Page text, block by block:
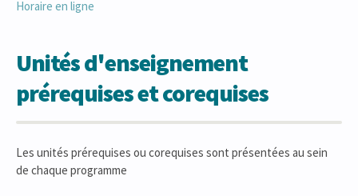
Horaire en ligne
Unités d'enseignement
prérequises et corequises
Les unités prérequises ou corequises sont présentées au sein
de chaque programme